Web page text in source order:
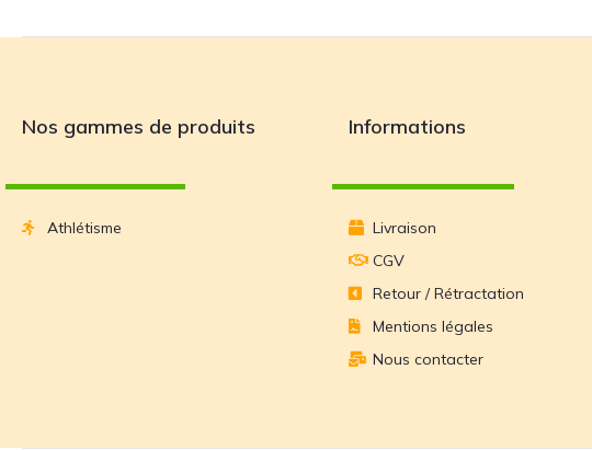
Nos gammes de produits
Athlétisme
Informations
Livraison
CGV
Retour / Rétractation
Mentions légales
Nous contacter